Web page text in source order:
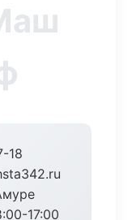
18
17:00